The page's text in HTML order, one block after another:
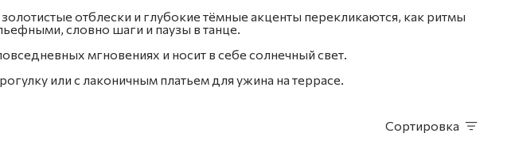
отблески и глубокие тёмные акценты перекликаются, как ритмы
словно шаги и паузы в танце.
мгновениях и носит в себе солнечный свет.
или с лаконичным платьем для ужина на террасе.
Сортировка